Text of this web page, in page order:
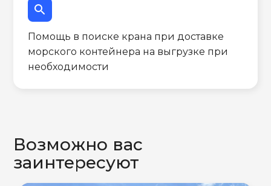
search
Помощь в поиске крана при доставке
морского контейнера на выгрузке при
необходимости
Возможно вас
заинтересуют